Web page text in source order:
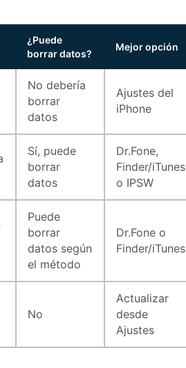
¿Puede
borrar datos?
Mejor opción
No debería
borrar
datos
Ajustes del
iPhone
Sí, puede
borrar
datos
Dr.Fone,
Finder/iTunes
o IPSW
Puede
borrar
datos según
el método
Dr.Fone o
Finder/iTunes
No
Actualizar
desde
Ajustes